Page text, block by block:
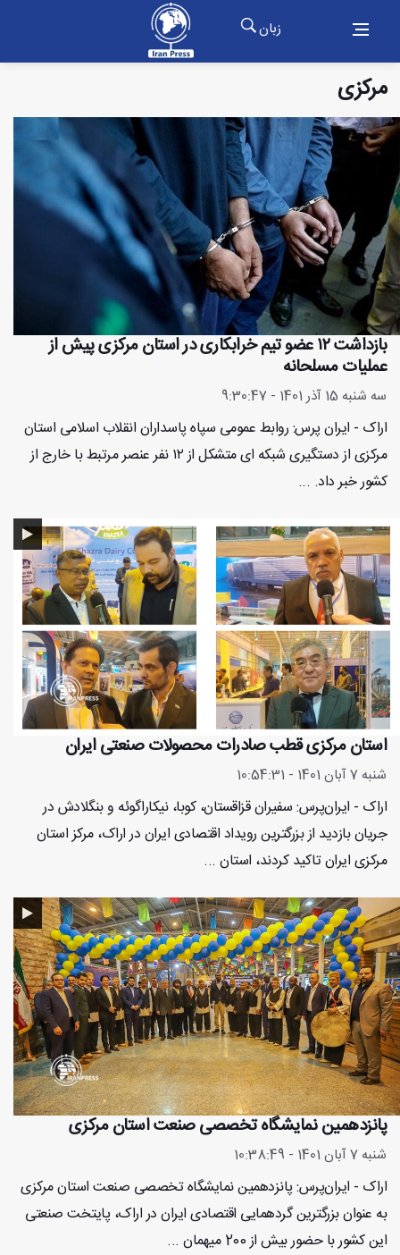
زبان
مرکزی
بازداشت ۱۲ عضو تیم خرابکاری در استان مرکزی پیش از
عملیات مسلحانه
سه شنبه 15 آذر 1401 - 9:30:47
اراک - ایران پرس: روابط عمومی سپاه پاسداران انقلاب اسلامی استان
مرکزی از دستگیری شبکه ای متشکل از ۱۲ نفر عنصر مرتبط با خارج از
کشور خبر داد. ...
استان مرکزی قطب صادرات محصولات صنعتی ایران
شنبه 7 آبان 1401 - 10:54:31
اراک - ایران‌پرس: سفیران قزاقستان، کوبا، نیکاراگوئه و بنگلادش در
جریان بازدید از بزرگترین رویداد اقتصادی ایران در اراک، مرکز استان
مرکزی ایران تاکید کردند، استان ...
پانزدهمین نمایشگاه تخصصی صنعت استان مرکزی
شنبه 7 آبان 1401 - 10:38:49
اراک - ایران‌پرس: پانزدهمین نمایشگاه تخصصی صنعت استان مرکزی
به‌‌ عنوان بزرگترین گردهمایی اقتصادی ایران در اراک، پایتخت صنعتی
این کشور با حضور بیش از 200 میهمان ...